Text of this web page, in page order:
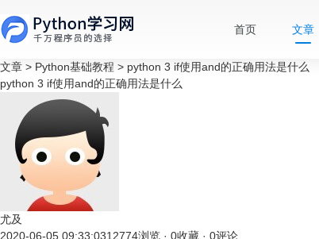
首页 文章
文章 > Python基础教程 > python 3 if使用and的正确用法是什么
python 3 if使用and的正确用法是什么
尤及
2020-06-05 09:33:0312774浏览 · 0收藏 · 0评论